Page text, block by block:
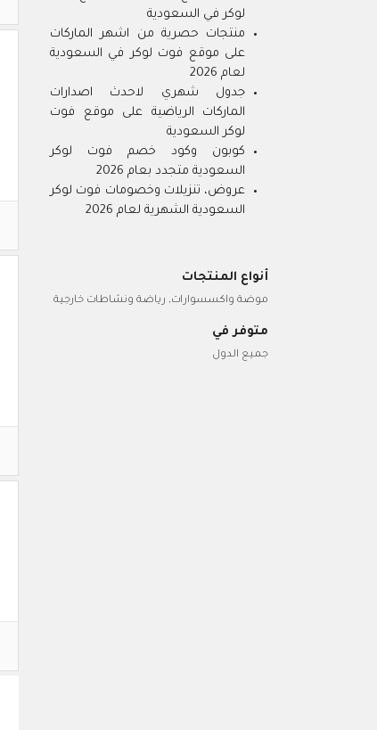
لوكر في السعودية
منتجات حصرية من اشهر الماركات
على موقع فوت لوكر في السعودية
لعام 2026
جدول شهري لاحدث اصدارات
الماركات الرياضية على موقع فوت
لوكر السعودية
كوبون وكود خصم فوت لوكر
السعودية متجدد بعام 2026
عروض، تنزيلات وخصومات فوت لوكر
السعودية الشهرية لعام 2026
أنواع المنتجات
موضة واكسسوارات, رياضة ونشاطات خارجية
متوفر في
جميع الدول